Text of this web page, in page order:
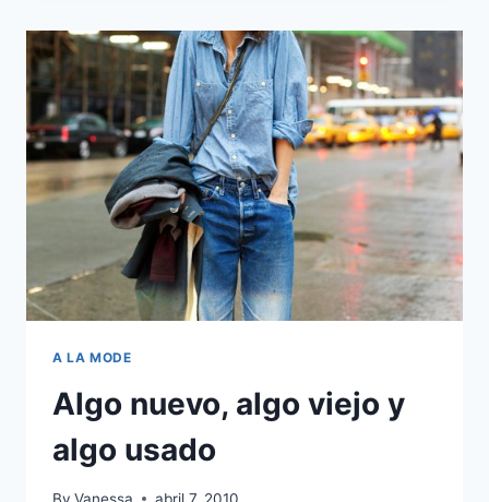
A LA MODE
Algo nuevo, algo viejo y
algo usado
By Vanessa abril 7, 2010